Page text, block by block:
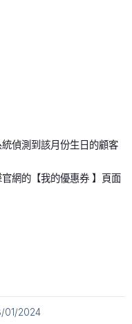
偵測到該月份生日的顧客
網的【我的優惠券 】頁面
01/2024